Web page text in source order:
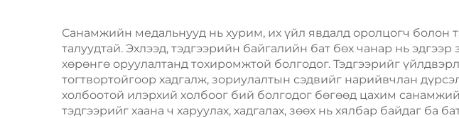
зүүний захиалгат
спортын металл
медаль
марафонд
оролцогчдын
спортын медаль
Санамжийн медальнууд нь хурим, их үйл явдалд оролцогч болон
талуудтай. Эхлээд, тэдгээрийн байгалийн бат бөх чанар нь
хөрөнгө оруулалтанд тохиромжтой болгодог. Тэдгээрийг
тогтвортойгоор хадгалж, зориулалтын сэдвийг нарийвчлан
холбоотой илэрхий холбоог бий болгодог бөгөөд цахим
тэдгээрийг хаана ч харуулах, хадгалах, зөөх нь хялбар байдаг ба